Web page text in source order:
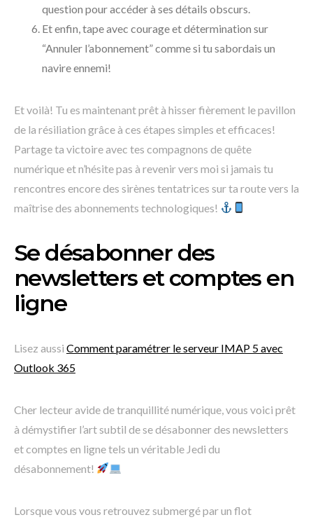
question pour accéder à ses détails obscurs.
Et enfin, tape avec courage et détermination sur
“Annuler l’abonnement” comme si tu sabordais un
navire ennemi!
Et voilà! Tu es maintenant prêt à hisser fièrement le pavillon
de la résiliation grâce à ces étapes simples et efficaces!
Partage ta victoire avec tes compagnons de quête
numérique et n’hésite pas à revenir vers moi si jamais tu
rencontres encore des sirènes tentatrices sur ta route vers la
maîtrise des abonnements technologiques!
Se désabonner des
newsletters et comptes en
ligne
Lisez aussi Comment paramétrer le serveur IMAP 5 avec
Outlook 365
Cher lecteur avide de tranquillité numérique, vous voici prêt
à démystifier l’art subtil de se désabonner des newsletters
et comptes en ligne tels un véritable Jedi du
désabonnement!
Lorsque vous vous retrouvez submergé par un flot